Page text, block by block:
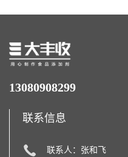
13080908299
联系信息
联系人：张和飞